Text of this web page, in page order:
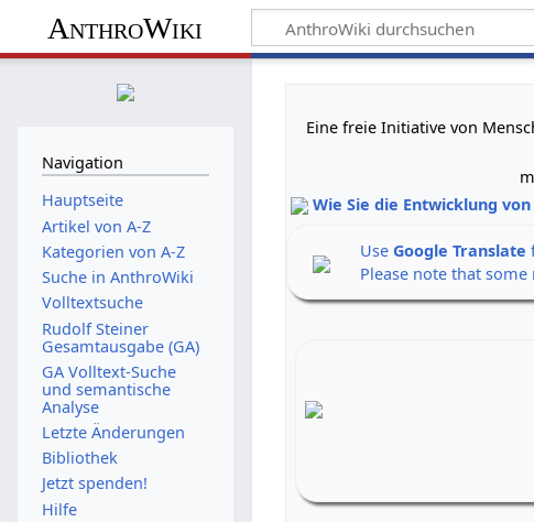
AnthroWiki
Eine freie Initiative von
Wie Sie die Entwicklung
UseGoogle Translate
Please note that
Navigation
Hauptseite
Artikel von A-Z
Kategorien von A-Z
Suche in AnthroWiki
Volltextsuche
Rudolf Steiner
Gesamtausgabe (GA)
GA Volltext-Suche
und semantische
Analyse
Letzte Änderungen
Bibliothek
Jetzt spenden!
Hilfe